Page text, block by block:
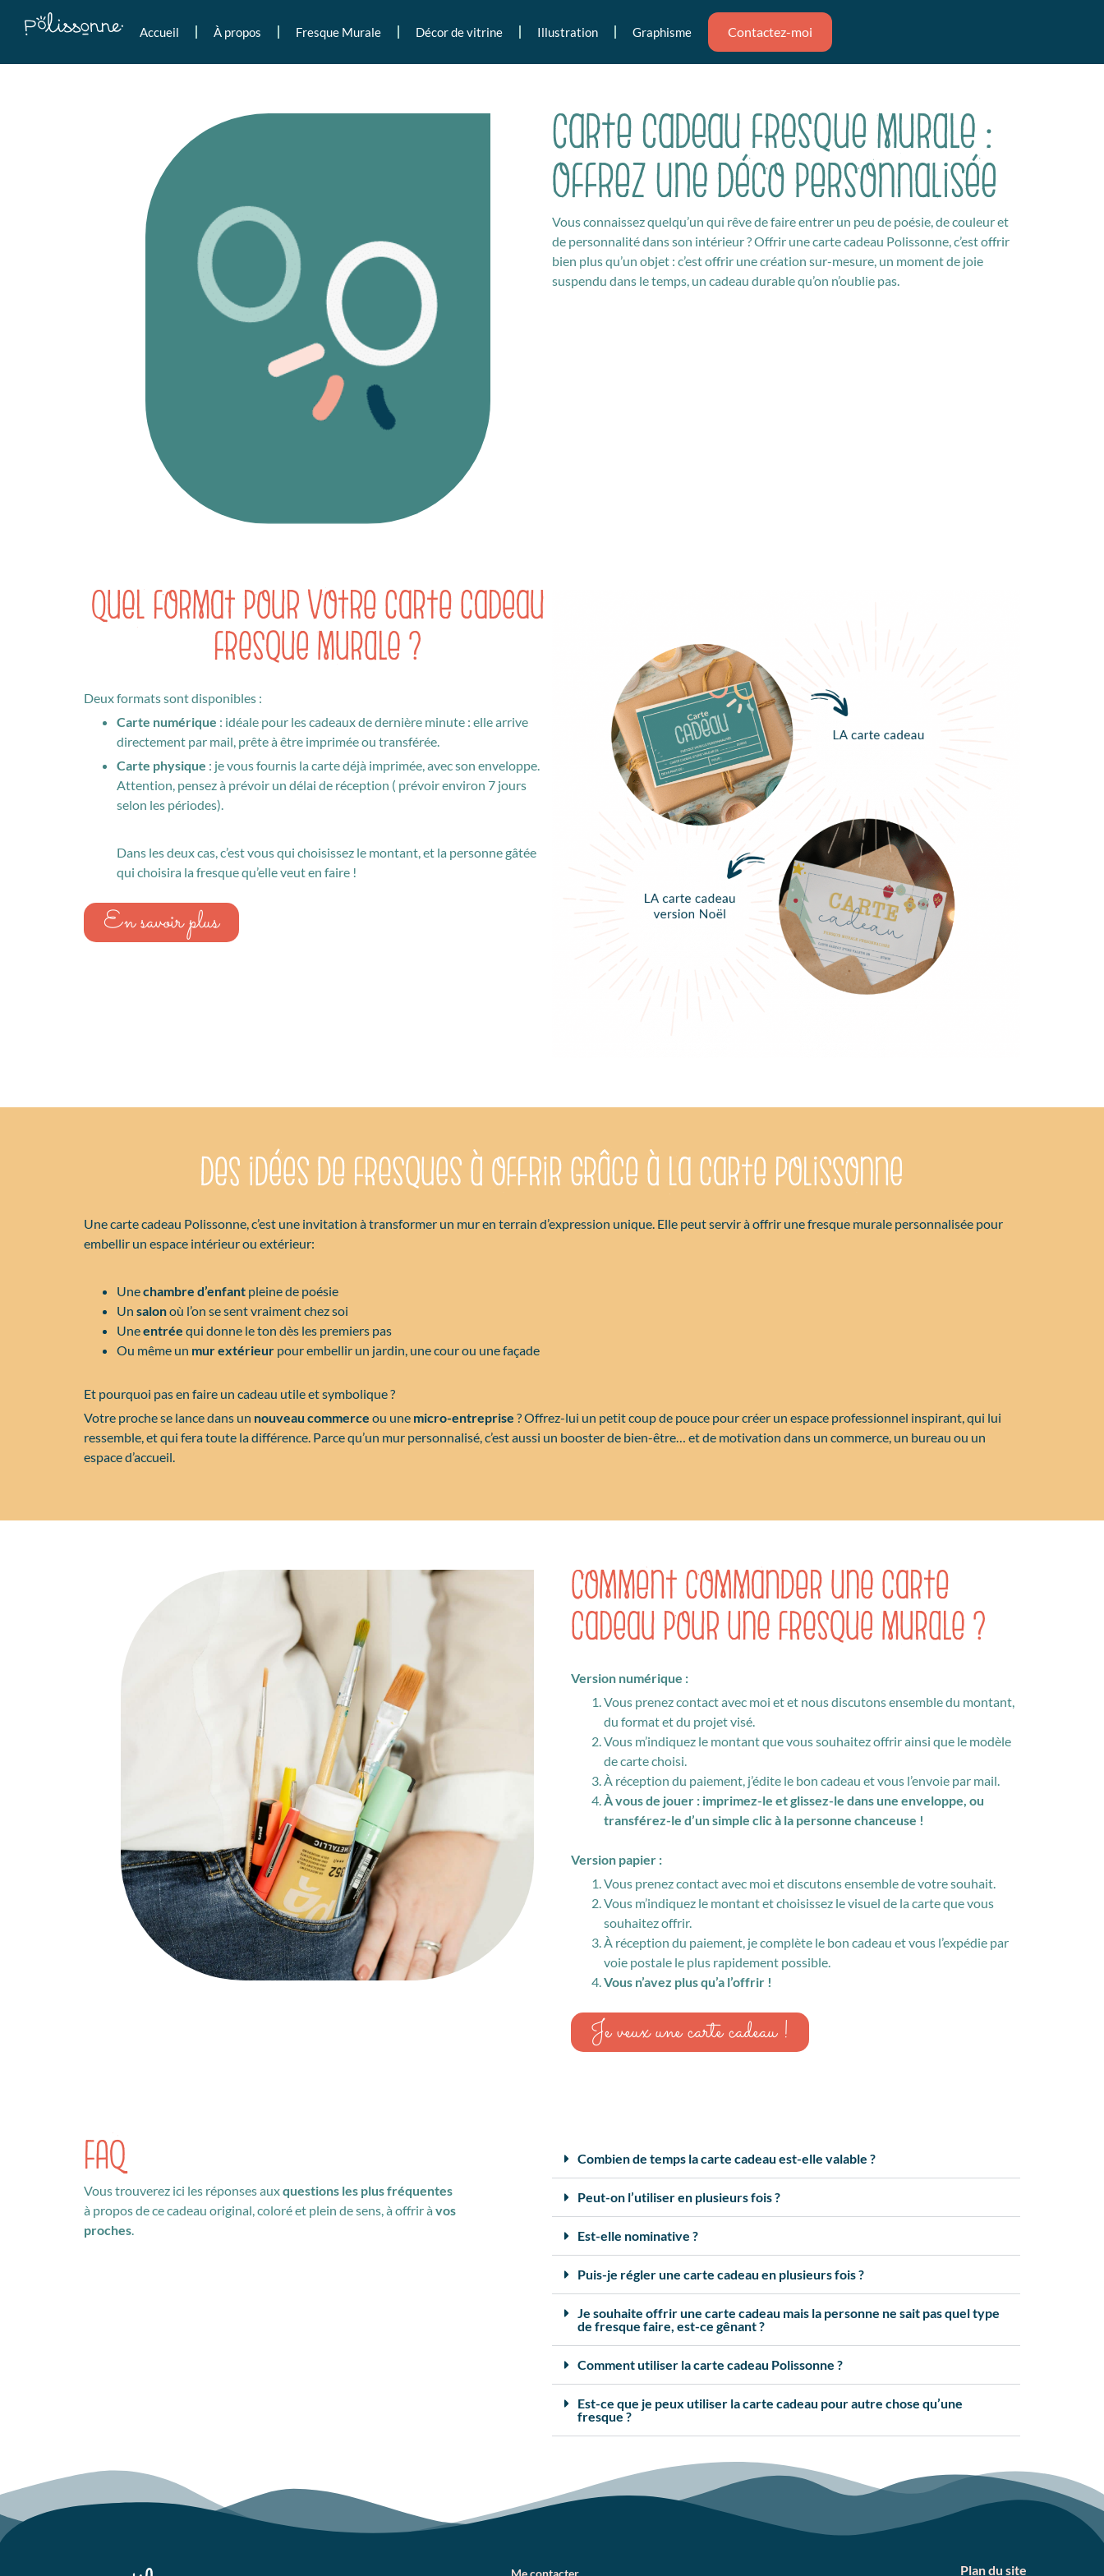
Accueil À propos Fresque Murale Décor de vitrine Illustration Graphisme Contactez-moi
Carte cadeau fresque murale :
Offrez une déco personnalisée
Vous connaissez quelqu’un qui rêve de faire entrer un peu de poésie, de couleur et
de personnalité dans son intérieur ? Offrir une carte cadeau Polissonne, c’est offrir
bien plus qu’un objet : c’est offrir une création sur-mesure, un moment de joie
suspendu dans le temps, un cadeau durable qu’on n’oublie pas.
Quel format pour votre carte cadeau
fresque murale ?
Deux formats sont disponibles :
Carte numérique : idéale pour les cadeaux de dernière minute : elle arrive
directement par mail, prête à être imprimée ou transférée.
Carte physique : je vous fournis la carte déjà imprimée, avec son enveloppe.
Attention, pensez à prévoir un délai de réception ( prévoir environ 7 jours
selon les périodes).
Dans les deux cas, c’est vous qui choisissez le montant, et la personne gâtée
qui choisira la fresque qu’elle veut en faire !
En savoir plus
Des idées de fresques à offrir grâce à la carte Polissonne
Une carte cadeau Polissonne, c’est une invitation à transformer un mur en terrain d’expression unique. Elle peut servir à offrir une fresque murale personnalisée pour
embellir un espace intérieur ou extérieur:
Unechambre d’enfant pleine de poésie
Un salonoù l’on se sent vraiment chez soi
Uneentrée qui donne le ton dès les premiers pas
Ou même un mur extérieur pour embellir un jardin, une cour ou une façade
Et pourquoi pas en faire un cadeau utile et symbolique ?
Votre proche se lance dans un nouveau commerce ou une micro-entreprise ? Offrez-lui un petit coup de pouce pour créer un espace professionnel inspirant, qui lui
ressemble, et qui fera toute la différence. Parce qu’un mur personnalisé, c’est aussi un booster de bien-être… et de motivation dans un commerce, un bureau ou un
espace d’accueil.
Comment commander une carte
cadeau pour une fresque murale ?
Version numérique :
Vous prenez contact avec moi et et nous discutons ensemble du montant,
du format et du projet visé.
Vous m’indiquez le montant que vous souhaitez offrir ainsi que le modèle
de carte choisi.
À réception du paiement, j’édite le bon cadeau et vous l’envoie par mail.
À vous de jouer : imprimez-le et glissez-le dans une enveloppe, ou
transférez-le d’un simple clic à la personne chanceuse !
Version papier :
Vous prenez contact avec moi et discutons ensemble de votre souhait.
Vous m’indiquez le montant et choisissez le visuel de la carte que vous
souhaitez offrir.
À réception du paiement, je complète le bon cadeau et vous l’expédie par
voie postale le plus rapidement possible.
Vous n’avez plus qu’a l’offrir !
Je veux une carte cadeau !
FAQ
Vous trouverez ici les réponses auxquestions les plus fréquentes
à propos de ce cadeau original, coloré et plein de sens, à offrir àvos
proches.
Combien de temps la carte cadeau est-elle valable ?
Peut-on l’utiliser en plusieurs fois ?
Est-elle nominative ?
Puis-je régler une carte cadeau en plusieurs fois ?
Je souhaite offrir une carte cadeau mais la personne ne sait pas quel type
de fresque faire, est-ce gênant ?
Comment utiliser la carte cadeau Polissonne ?
Est-ce que je peux utiliser la carte cadeau pour autre chose qu’une
fresque ?
Me contacter Plan du site